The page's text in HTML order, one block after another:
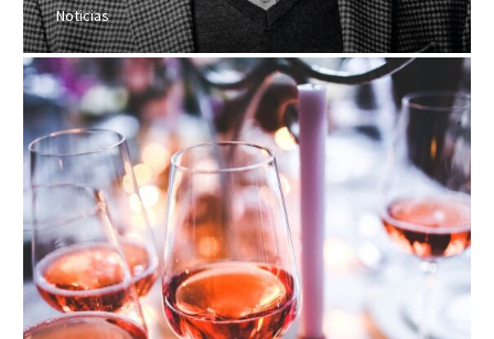
Noticias